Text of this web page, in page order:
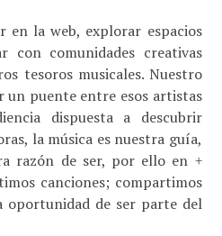
en la web, explorar espacios
con comunidades creativas
tesoros musicales. Nuestro
un puente entre esos artistas
dispuesta a descubrir
la música es nuestra guía,
razón de ser, por ello en +
canciones; compartimos
oportunidad de ser parte del